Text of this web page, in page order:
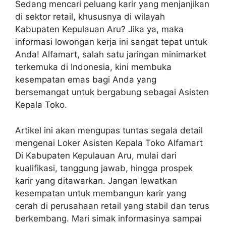
Sedang mencari peluang karir yang menjanjikan
di sektor retail, khususnya di wilayah
Kabupaten Kepulauan Aru? Jika ya, maka
informasi lowongan kerja ini sangat tepat untuk
Anda! Alfamart, salah satu jaringan minimarket
terkemuka di Indonesia, kini membuka
kesempatan emas bagi Anda yang
bersemangat untuk bergabung sebagai Asisten
Kepala Toko.
Artikel ini akan mengupas tuntas segala detail
mengenai Loker Asisten Kepala Toko Alfamart
Di Kabupaten Kepulauan Aru, mulai dari
kualifikasi, tanggung jawab, hingga prospek
karir yang ditawarkan. Jangan lewatkan
kesempatan untuk membangun karir yang
cerah di perusahaan retail yang stabil dan terus
berkembang. Mari simak informasinya sampai